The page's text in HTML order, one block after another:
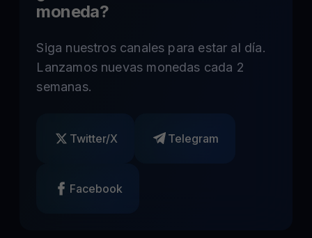
moneda?
Siga nuestros canales para estar al día.
Lanzamos nuevas monedas cada 2
semanas.
Twitter/X Telegram
Facebook